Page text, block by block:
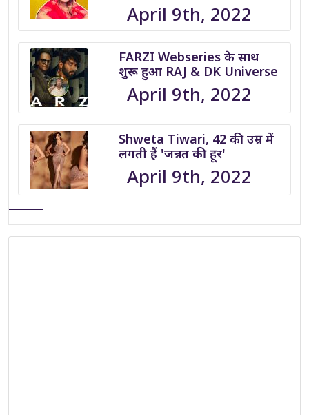
April 9th, 2022
FARZI Webseries के साथ
शुरू हुआ RAJ & DK Universe
April 9th, 2022
Shweta Tiwari, 42 की उम्र में
लगती हैं 'जन्नत की हूर'
April 9th, 2022